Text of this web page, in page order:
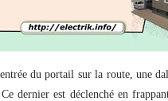
du portail sur la route, une
dernier est déclenché en